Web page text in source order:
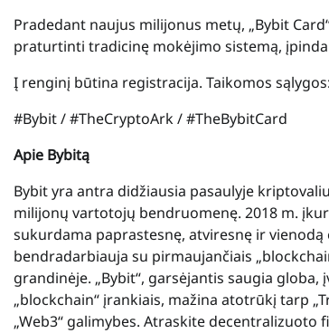
Pradedant naujus milijonus metų, „Bybit
praturtinti tradicinę mokėjimo sistemą,
Į renginį būtina registracija. Taikomos
#Bybit / #TheCryptoArk / #TheBybitCard
Apie Bybitą
Bybit yra antra didžiausia pasaulyje
milijonų vartotojų bendruomenę. 2018 m.
sukurdama paprastesnę, atviresnę ir
bendradarbiauja su pirmaujančiais
grandinėje. „Bybit“, garsėjantis saugia
„blockchain“ įrankiais, mažina atotrūkį tarp
„Web3“ galimybes. Atraskite decentralizuoto